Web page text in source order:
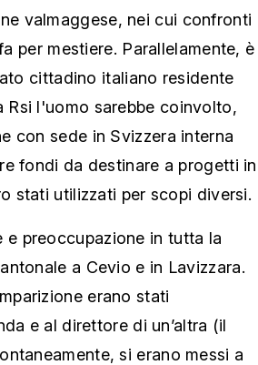
valmaggese, nei cui confronti
per mestiere. Parallelamente, è
cittadino italiano residente
Rsi l'uomo sarebbe coinvolto,
con sede in Svizzera interna
fondi da destinare a progetti in
stati utilizzati per scopi diversi.
preoccupazione in tutta la
a Cevio e in Lavizzara.
erano stati
e al direttore di un’altra (il
si erano messi a